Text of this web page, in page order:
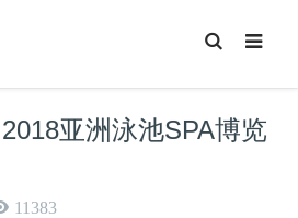
T
o
g
S
亚洲泳池SPA博览
11383